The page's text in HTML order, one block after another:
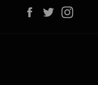
Facebook
Twitter